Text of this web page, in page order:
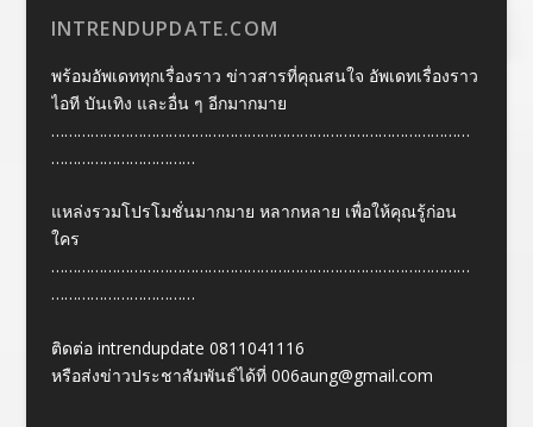
INTRENDUPDATE.COM
พร้อมอัพเดททุกเรื่องราว ข่าวสารที่คุณสนใจ อัพเดทเรื่องราว
ไอที บันเทิง และอื่น ๆ อีกมากมาย
……………………………………………………………………………………
……………………………
แหล่งรวมโปรโมชั่นมากมาย หลากหลาย เพื่อให้คุณรู้ก่อน
ใคร
……………………………………………………………………………………
……………………………
ติดต่อ intrendupdate 0811041116
หรือส่งข่าวประชาสัมพันธ์ได้ที่ 006aung@gmail.com